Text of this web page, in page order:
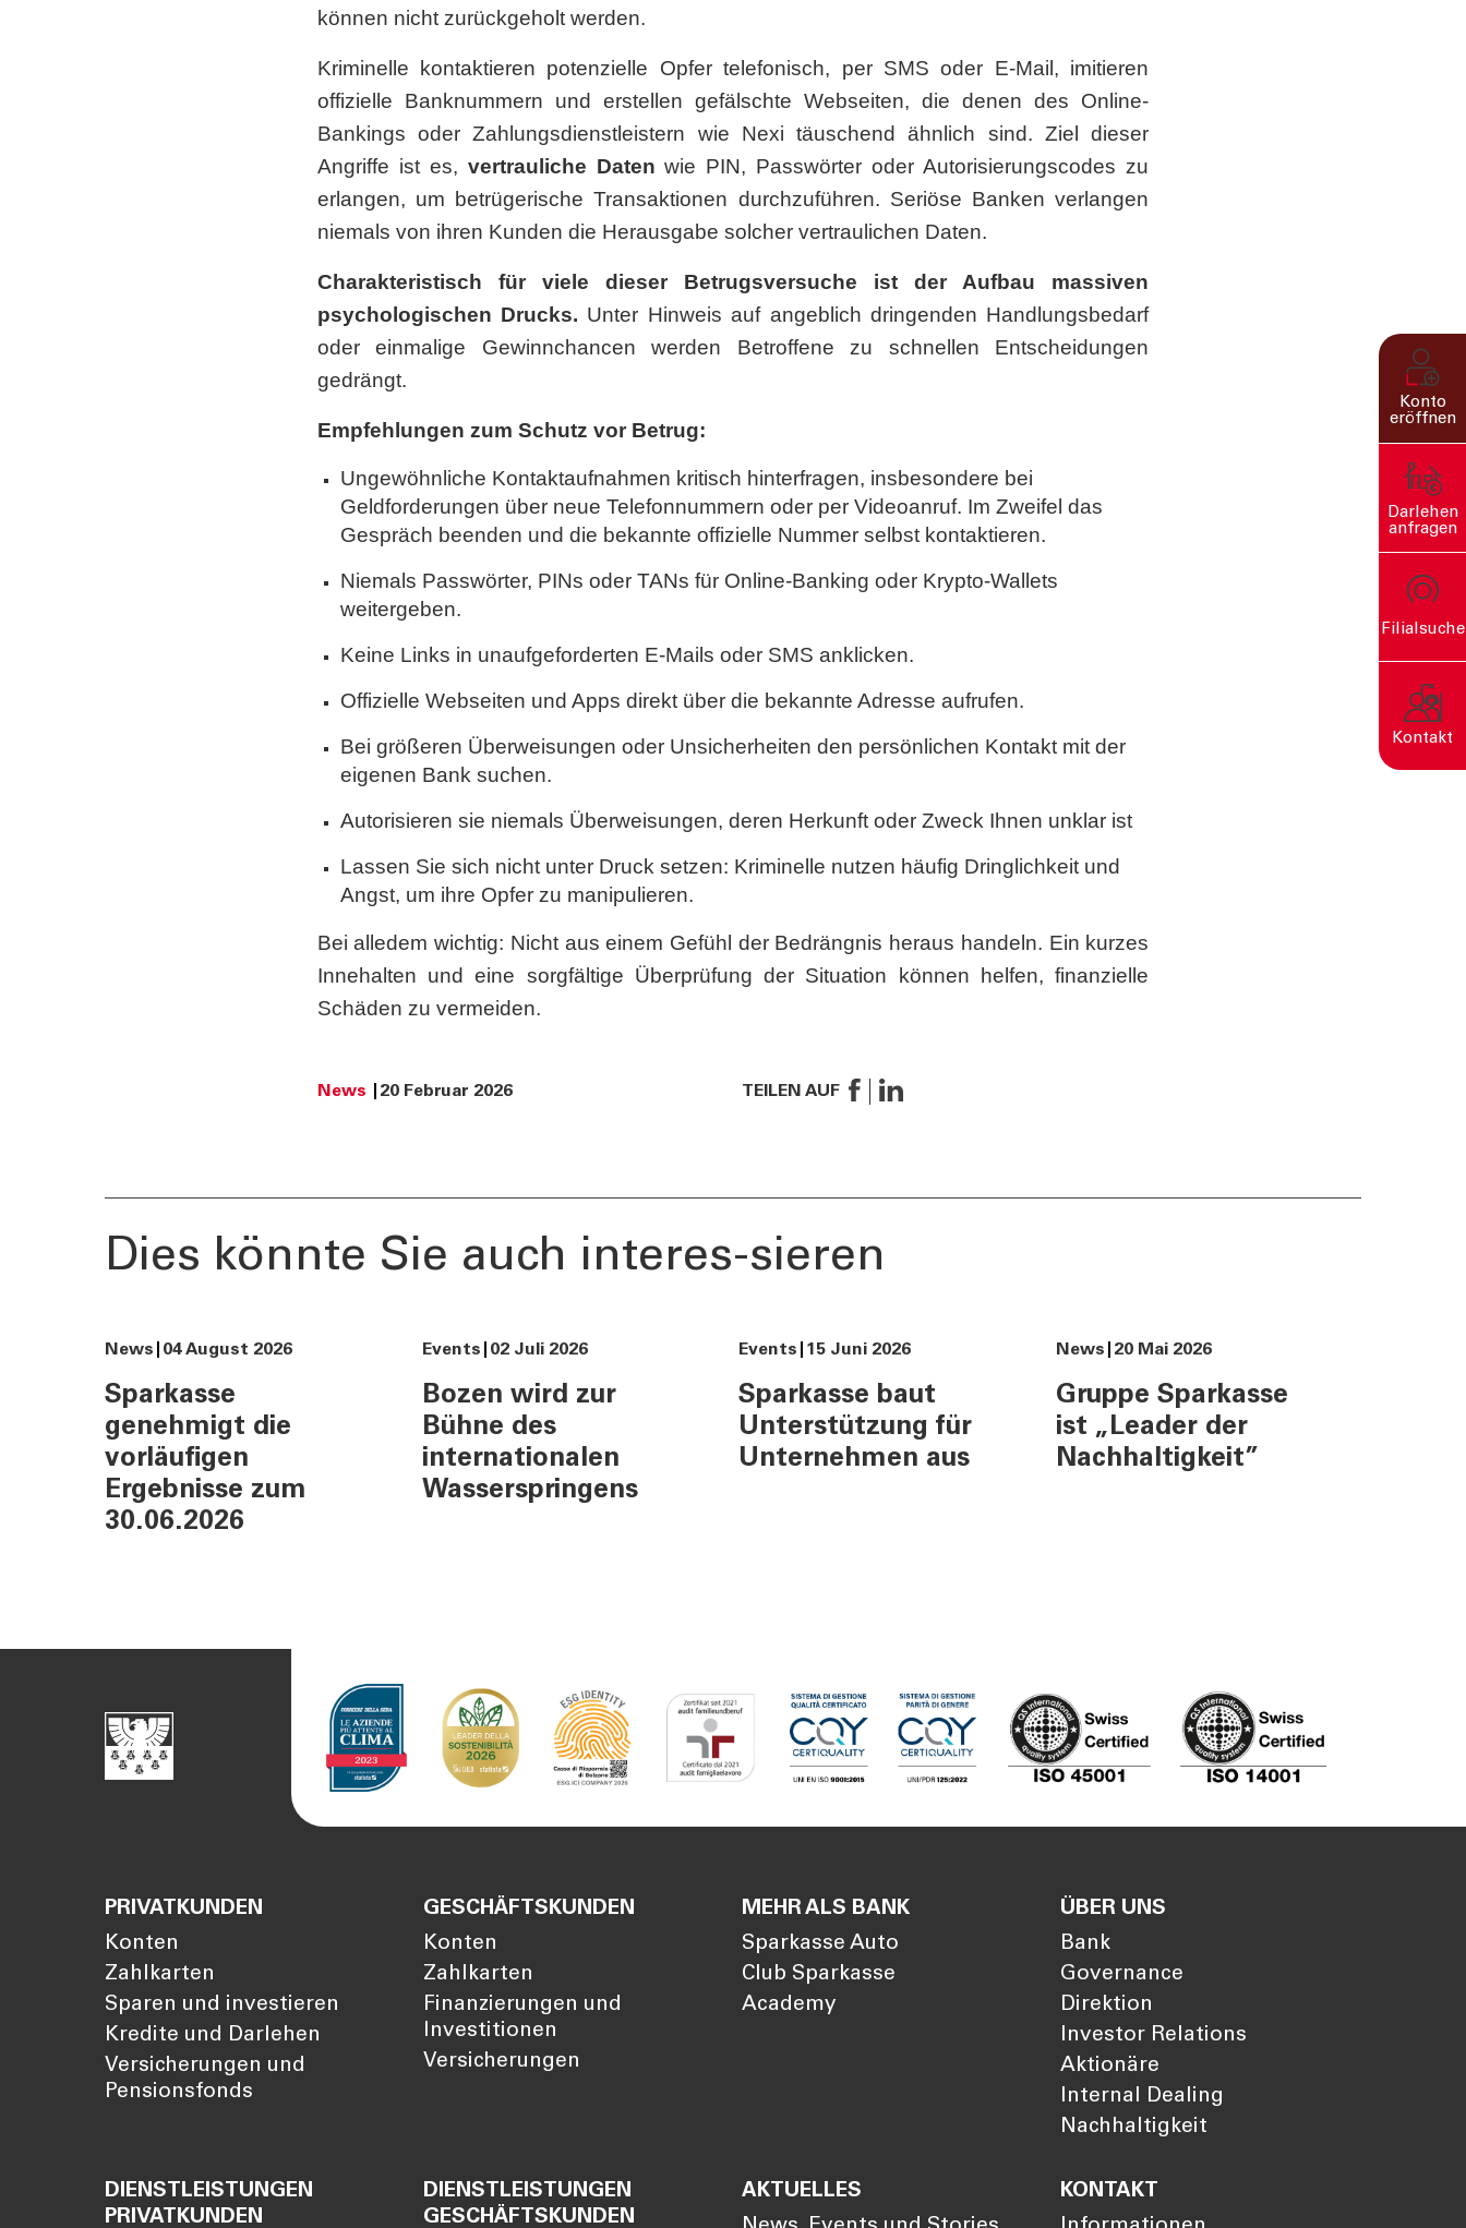
AKTUELLES
News, Events und Stories
Cybersecurity
Sponsoring
Newsletter
Informationen
Nützliche Rufnummern
Jobs
800378378
Mo-Fr:08:00-22:00
Sa: 08:00-14:00
Konto
eröffnen
Darlehen
anfragen
Filialsuche
Kontakt
können nicht zurückgeholt werden.
Kriminelle kontaktieren potenzielle Opfer telefonisch, per SMS oder E-Mail, imitieren
offizielle Banknummern und erstellen gefälschte Webseiten, die denen des Online-
Bankings oder Zahlungsdienstleistern wie Nexi täuschend ähnlich sind. Ziel dieser
Angriffe ist es, vertrauliche Daten wie PIN, Passwörter oder Autorisierungscodes zu
erlangen, um betrügerische Transaktionen durchzuführen. Seriöse Banken verlangen
niemals von ihren Kunden die Herausgabe solcher vertraulichen Daten.
Charakteristisch für viele dieser Betrugsversuche ist der Aufbau massiven
psychologischen Drucks. Unter Hinweis auf angeblich dringenden Handlungsbedarf
oder einmalige Gewinnchancen werden Betroffene zu schnellen Entscheidungen
gedrängt.
Empfehlungen zum Schutz vor Betrug:
Ungewöhnliche Kontaktaufnahmen kritisch hinterfragen, insbesondere bei
Geldforderungen über neue Telefonnummern oder per Videoanruf. Im Zweifel das
Gespräch beenden und die bekannte offizielle Nummer selbst kontaktieren.
Niemals Passwörter, PINs oder TANs für Online-Banking oder Krypto-Wallets
weitergeben.
Keine Links in unaufgeforderten E-Mails oder SMS anklicken.
Offizielle Webseiten und Apps direkt über die bekannte Adresse aufrufen.
Bei größeren Überweisungen oder Unsicherheiten den persönlichen Kontakt mit der
eigenen Bank suchen.
Autorisieren sie niemals Überweisungen, deren Herkunft oder Zweck Ihnen unklar ist
Lassen Sie sich nicht unter Druck setzen: Kriminelle nutzen häufig Dringlichkeit und
Angst, um ihre Opfer zu manipulieren.
Bei alledem wichtig: Nicht aus einem Gefühl der Bedrängnis heraus handeln. Ein kurzes
Innehalten und eine sorgfältige Überprüfung der Situation können helfen, finanzielle
Schäden zu vermeiden.
News 20 Februar 2026 TEILEN AUF
Dies könnte Sie auch interes-sieren
News 04 August 2026
Sparkasse
genehmigt die
vorläufigen
Ergebnisse zum
30.06.2026
Events 02 Juli 2026
Bozen wird zur
Bühne des
internationalen
Wasserspringens
Events 15 Juni 2026
Sparkasse baut
Unterstützung für
Unternehmen aus
News 20 Mai 2026
Gruppe Sparkasse
ist „Leader der
Nachhaltigkeit”
PRIVATKUNDEN
Konten
Zahlkarten
Sparen und investieren
Kredite und Darlehen
Versicherungen und
Pensionsfonds
DIENSTLEISTUNGEN
PRIVATKUNDEN
GESCHÄFTSKUNDEN
Konten
Zahlkarten
Finanzierungen und
Investitionen
Versicherungen
DIENSTLEISTUNGEN
GESCHÄFTSKUNDEN
MEHR ALS BANK
Sparkasse Auto
Club Sparkasse
Academy
AKTUELLES
ÜBER UNS
Bank
Governance
Direktion
Investor Relations
Aktionäre
Internal Dealing
Nachhaltigkeit
KONTAKT